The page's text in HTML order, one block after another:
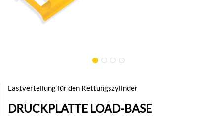
Lastverteilung für den Rettungszylinder
DRUCKPLATTE LOAD-BASE